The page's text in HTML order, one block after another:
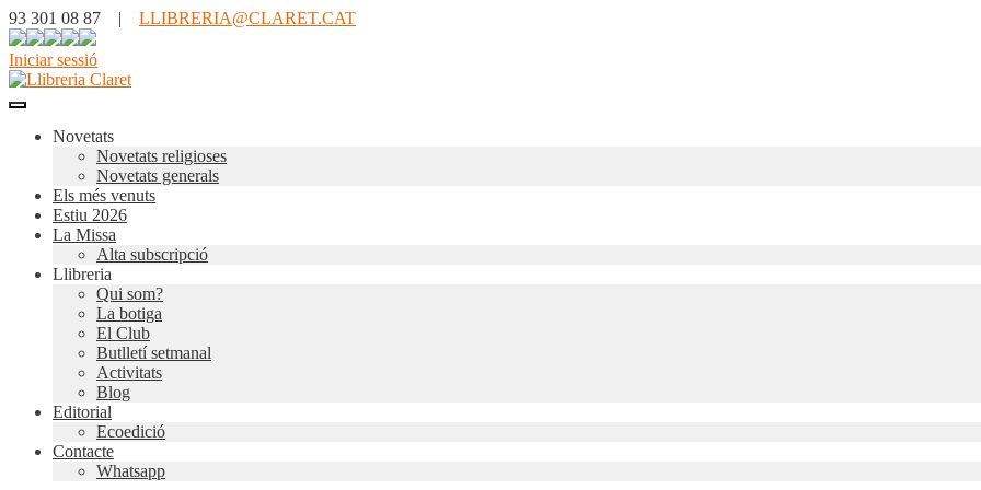
93 301 08 87 | LLIBRERIA@CLARET.CAT
Iniciar sessió
Novetats
Novetats religioses
Novetats generals
Els més venuts
Estiu 2026
La Missa
Alta subscripció
Llibreria
Qui som?
La botiga
El Club
Butlletí setmanal
Activitats
Blog
Editorial
Ecoedició
Contacte
Whatsapp